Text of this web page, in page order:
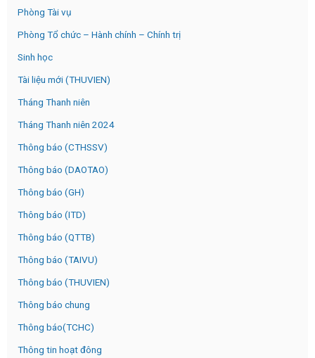
Phòng Tài vụ
Phòng Tổ chức – Hành chính – Chính trị
Sinh học
Tài liệu mới (THUVIEN)
Tháng Thanh niên
Tháng Thanh niên 2024
Thông báo (CTHSSV)
Thông báo (DAOTAO)
Thông báo (GH)
Thông báo (ITD)
Thông báo (QTTB)
Thông báo (TAIVU)
Thông báo (THUVIEN)
Thông báo chung
Thông báo(TCHC)
Thông tin hoạt đông